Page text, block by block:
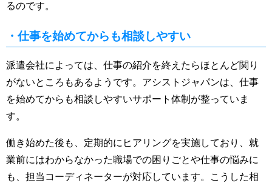
るのです。
・仕事を始めてからも相談しやすい
派遣会社によっては、仕事の紹介を終えたらほとんど関り
がないところもあるようです。アシストジャパンは、仕事
を始めてからも相談しやすいサポート体制が整っていま
す。
働き始めた後も、定期的にヒアリングを実施しており、就
業前にはわからなかった職場での困りごとや仕事の悩みに
も、担当コーディネーターが対応しています。こうした相